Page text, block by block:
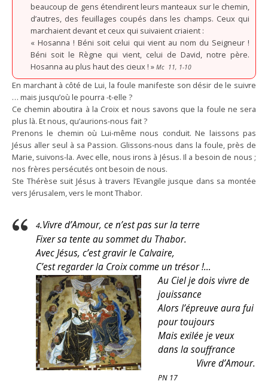
beaucoup de gens étendirent leurs manteaux sur le chemin,
d’autres, des feuillages coupés dans les champs. Ceux qui
marchaient devant et ceux qui suivaient criaient :
« Hosanna ! Béni soit celui qui vient au nom du Seigneur !
Béni soit le Règne qui vient, celui de David, notre père.
Hosanna au plus haut des cieux ! » Mc 11, 1-10
En marchant à côté de Lui, la foule manifeste son désir de le suivre
… mais jusqu’où le pourra -t-elle ?
Ce chemin aboutira à la Croix et nous savons que la foule ne sera
plus là. Et nous, qu’aurions-nous fait ?
Prenons le chemin où Lui-même nous conduit. Ne laissons pas
Jésus aller seul à sa Passion. Glissons-nous dans la foule, près de
Marie, suivons-la. Avec elle, nous irons à Jésus. Il a besoin de nous ;
nos frères persécutés ont besoin de nous.
Ste Thérèse suit Jésus à travers l’Evangile jusque dans sa montée
vers Jérusalem, vers le mont Thabor.
4.Vivre d’Amour, ce n’est pas sur la terre
Fixer sa tente au sommet du Thabor.
Avec Jésus, c’est gravir le Calvaire,
C’est regarder la Croix comme un trésor !…
Au Ciel je dois vivre de
jouissance
Alors l’épreuve aura fui
pour toujours
Mais exilée je veux
dans la souffrance
Vivre d’Amour.
PN 17